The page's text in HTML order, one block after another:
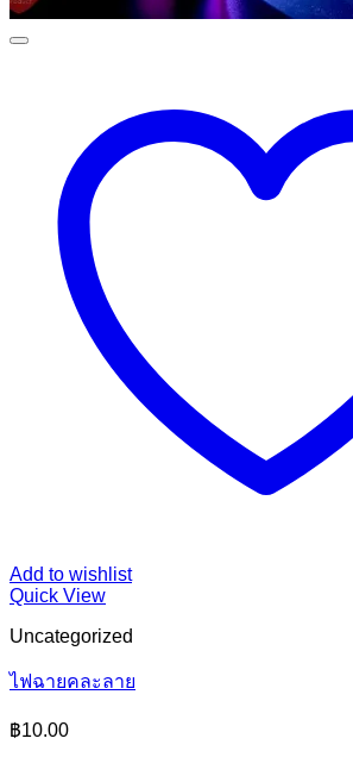
Add to wishlist
Quick View
Uncategorized
ไฟฉายคละลาย
฿10.00